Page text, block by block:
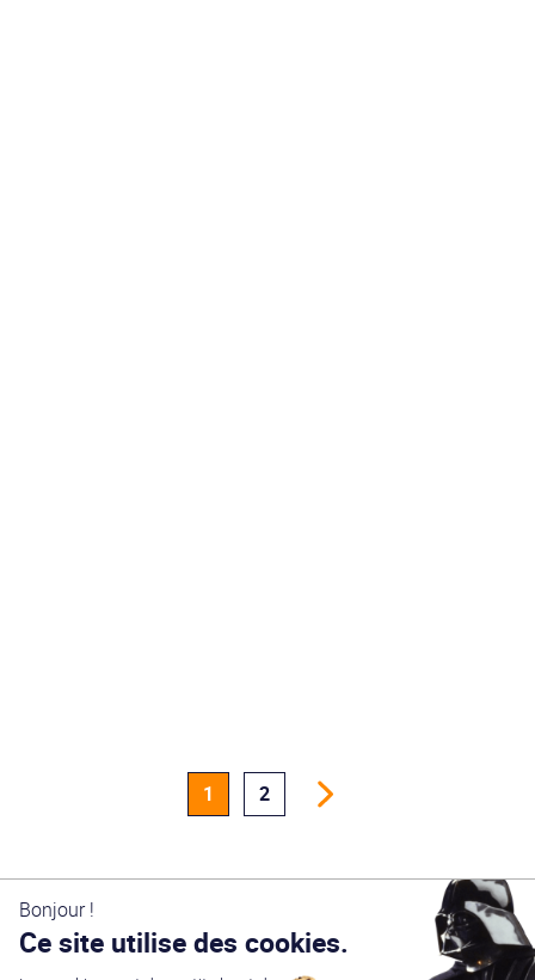
1 2
Bonjour !
Ce site utilise des cookies.